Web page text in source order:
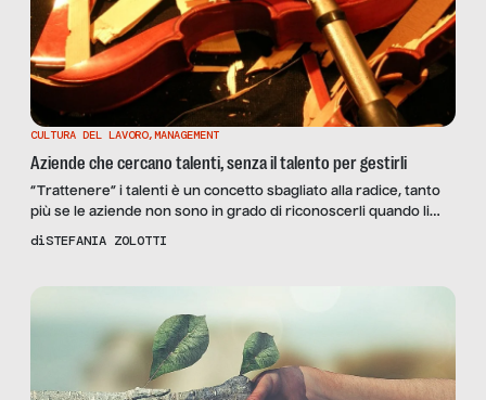
CULTURA DEL LAVORO,MANAGEMENT
Aziende che cercano talenti, senza il talento per gestirli
“Trattenere” i talenti è un concetto sbagliato alla radice, tanto
più se le aziende non sono in grado di riconoscerli quando li
hanno a disposizione: si può essere un talento a ogni età? Ne
diSTEFANIA ZOLOTTI